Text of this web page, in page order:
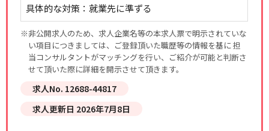
具体的な対策：就業先に準ずる
※非公開求人のため、求人企業名等の本求人票で明示されていな
い項目につきましては、ご登録頂いた職歴等の情報を基に 担
当コンサルタントがマッチングを行い、ご紹介が可能と判断さ
せて頂いた際に詳細を開示させて頂きます。
求人No. 12688-44817
求人更新日 2026年7月8日